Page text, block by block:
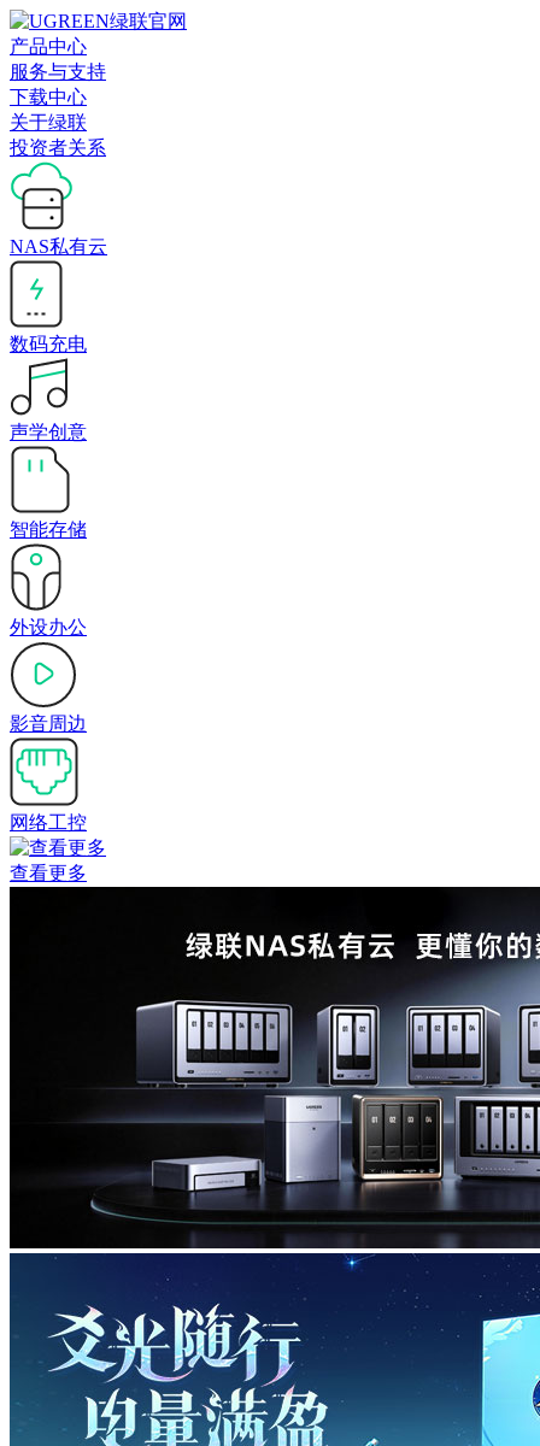
产品中心
服务与支持
下载中心
关于绿联
投资者关系
NAS私有云
数码充电
声学创意
智能存储
外设办公
影音周边
网络工控
查看更多